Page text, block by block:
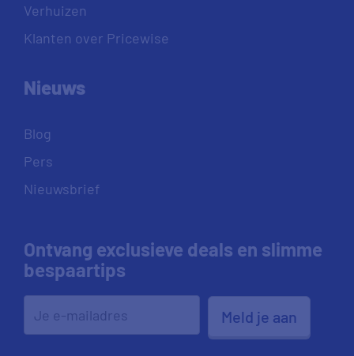
Verhuizen
Klanten over Pricewise
Nieuws
Blog
Pers
Nieuwsbrief
Ontvang exclusieve deals en slimme
bespaartips
Meld je aan